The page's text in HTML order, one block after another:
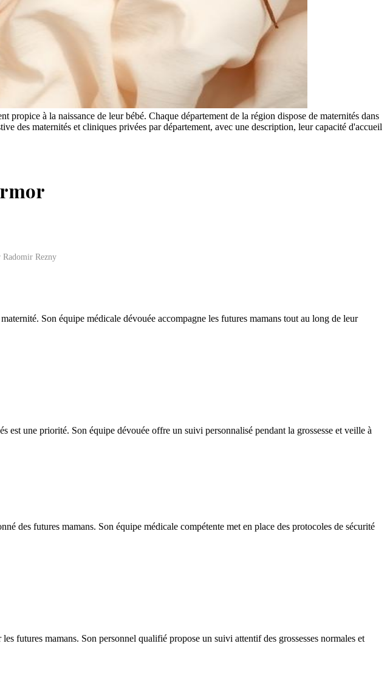
à la naissance de leur bébé. Chaque département de la région dispose de maternités dans
des maternités et cliniques privées par département, avec une description, leur capacité d'accueil
Radomir Rezny
Son équipe médicale dévouée accompagne les futures mamans tout au long de leur
est une priorité. Son équipe dévouée offre un suivi personnalisé pendant la grossesse et veille à
des futures mamans. Son équipe médicale compétente met en place des protocoles de sécurité
futures mamans. Son personnel qualifié propose un suivi attentif des grossesses normales et